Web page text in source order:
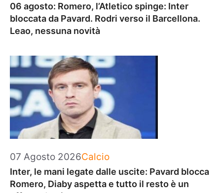
06 agosto: Romero, l’Atletico spinge: Inter
bloccata da Pavard. Rodri verso il Barcellona.
Leao, nessuna novità
07 Agosto 2026Categorie
Calcio
Inter, le mani legate dalle uscite: Pavard blocca
Romero, Diaby aspetta e tutto il resto è un